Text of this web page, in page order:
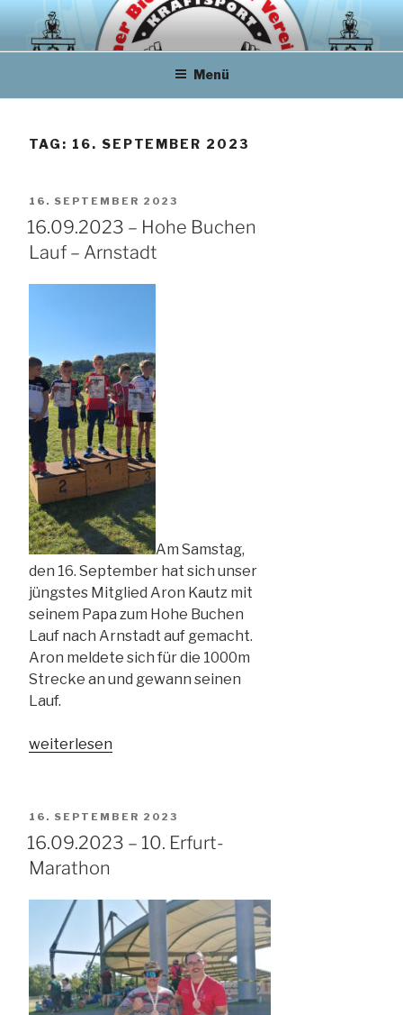
Inhalt
springen
Menü
TAG: 16. SEPTEMBER 2023
VERÖFFENTLICHT
AM
16. SEPTEMBER 2023
16.09.2023 – Hohe Buchen
Lauf – Arnstadt
Am Samstag,
den 16. September hat sich unser
jüngstes Mitglied Aron Kautz mit
seinem Papa zum Hohe Buchen
Lauf nach Arnstadt auf gemacht.
Aron meldete sich für die 1000m
Strecke an und gewann seinen
Lauf.
„16.09.2023
–
Arnstadt“
weiterlesen
VERÖFFENTLICHT
AM
16. SEPTEMBER 2023
16.09.2023 – 10. Erfurt-
Marathon